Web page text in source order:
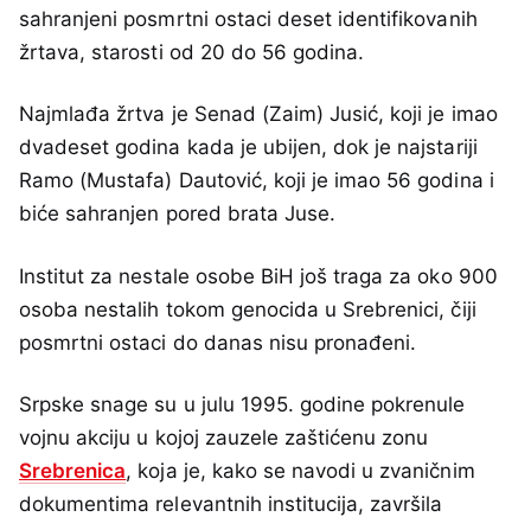
sahranjeni posmrtni ostaci deset identifikovanih
žrtava, starosti od 20 do 56 godina.
Najmlađa žrtva je Senad (Zaim) Jusić, koji je imao
dvadeset godina kada je ubijen, dok je najstariji
Ramo (Mustafa) Dautović, koji je imao 56 godina i
biće sahranjen pored brata Juse.
Institut za nestale osobe BiH još traga za oko 900
osoba nestalih tokom genocida u Srebrenici, čiji
posmrtni ostaci do danas nisu pronađeni.
Srpske snage su u julu 1995. godine pokrenule
vojnu akciju u kojoj zauzele zaštićenu zonu
Srebrenica, koja je, kako se navodi u zvaničnim
dokumentima relevantnih institucija, završila